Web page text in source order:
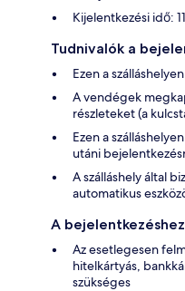
Kijelentkezési idő:
Tudnivalók a
Ezen a
A vendégek
részleteket (a
Ezen a
utáni
A szálláshely által
automatikus
A
Az esetlegesen
hitelkártyás,
szükséges